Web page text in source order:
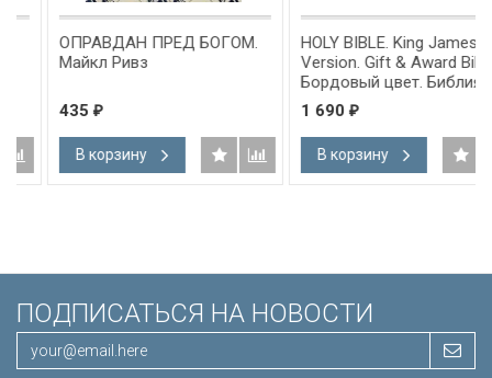
ОПРАВДАН ПРЕД БОГОМ.
Майкл Ривз
435₽
В корзину
HOLY BIBLE. King James
Version. Gift & Award Bible.
Бордовый цвет. Библия
Короля Иакова на
английском языке.
Словарь, карты, закладка,
подарочная вкладка, слова
Иисуса выделены красным
1 690₽
В корзину
ПОДПИСАТЬСЯ НА НОВОСТИ